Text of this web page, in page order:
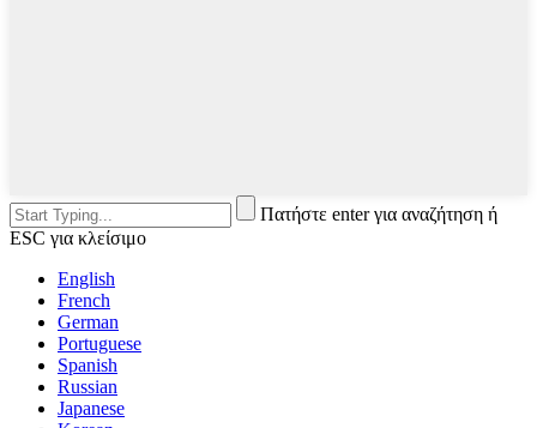
Πατήστε enter για αναζήτηση ή
ESC για κλείσιμο
English
French
German
Portuguese
Spanish
Russian
Japanese